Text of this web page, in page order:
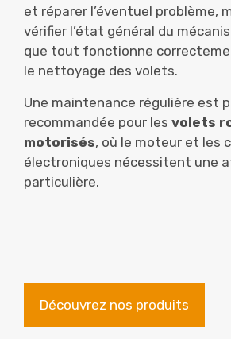
et réparer l’éventuel problème,
vérifier l’état général du
que tout fonctionne
le nettoyage des volets.
Une maintenance régulière est
recommandée pour les volets
motorisés, où le moteur et les
électroniques nécessitent une
particulière.
Découvrez nos produits